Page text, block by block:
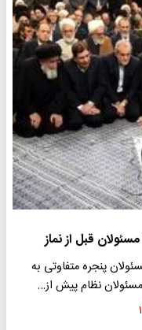
قبل از نماز
پنجره متفاوتی به
نظام پیش از…